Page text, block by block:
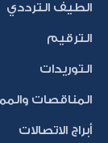
الطيف الترددي
الترقيم
التوريدات
المناقصات
أبراج الاتصالات